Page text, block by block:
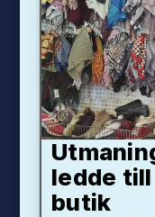
ledde
butik